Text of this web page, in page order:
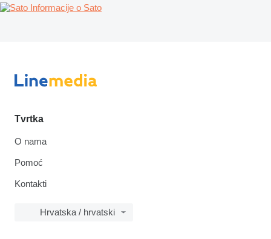
Informacije o Sato
Tvrtka
O nama
Pomoć
Kontakti
Hrvatska / hrvatski